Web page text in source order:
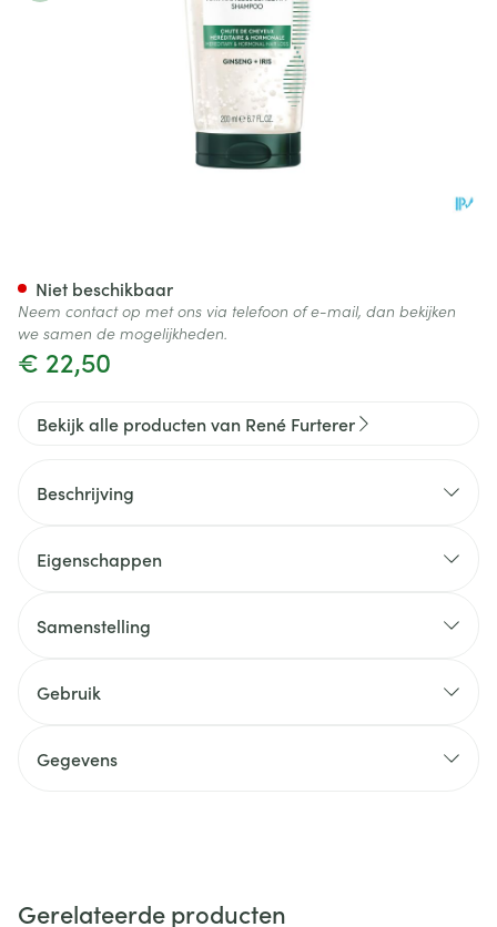
€ 22,50
Niet beschikbaar
Neem contact op met ons via telefoon of e-mail, dan bekijken
we samen de mogelijkheden.
Bekijk alle producten van René Furterer
Beschrijving
Eigenschappen
Samenstelling
Gebruik
Gegevens
Gerelateerde producten